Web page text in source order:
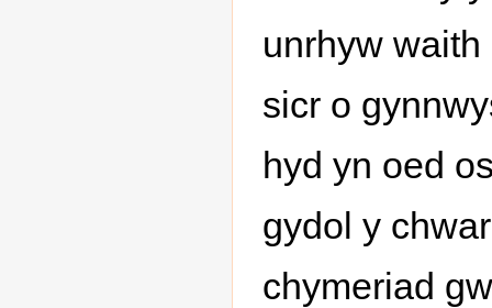
unrhyw waith
sicr o
hyd yn oed
gydol y
chymeriad